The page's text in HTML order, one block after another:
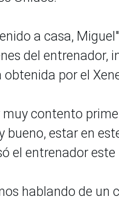
a casa,
del entrenador,
por el
muy contento
bueno, estar en
el entrenador
hablando de un